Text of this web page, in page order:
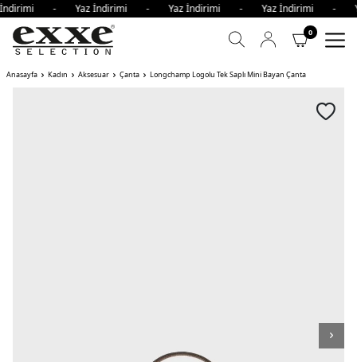
- Yaz İndirimi - Yaz İndirimi - Yaz
0
Anasayfa Kadın Aksesuar Çanta Longchamp Logolu Tek Saplı Mini Bayan Çanta